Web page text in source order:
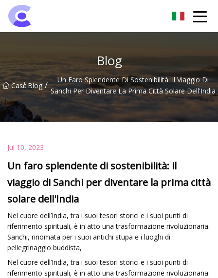
Blog
Casa
/ Blog /
Un Faro Splendente Di Sostenibilità: Il Viaggio Di
Sanchi Per Diventare La Prima Città Solare Dell'India
Jul 10, 2023
Un faro splendente di sostenibilità: il
viaggio di Sanchi per diventare la prima città
solare dell'India
Nel cuore dell’India, tra i suoi tesori storici e i suoi punti di
riferimento spirituali, è in atto una trasformazione rivoluzionaria.
Sanchi, rinomata per i suoi antichi stupa e i luoghi di
pellegrinaggio buddista,
Nel cuore dell’India, tra i suoi tesori storici e i suoi punti di
riferimento spirituali, è in atto una trasformazione rivoluzionaria.